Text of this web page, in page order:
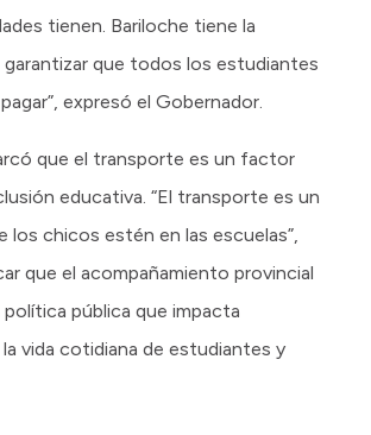
tienen. Bariloche tiene la
que todos los estudiantes
expresó el Gobernador.
que el transporte es un factor
educativa. “El transporte es un
los chicos estén en las escuelas”,
que el acompañamiento provincial
pública que impacta
vida cotidiana de estudiantes y